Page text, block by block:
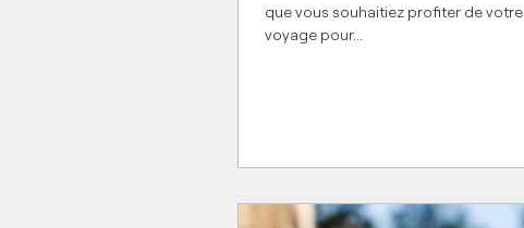
que vous souhaitiez profiter de votre
voyage pour...